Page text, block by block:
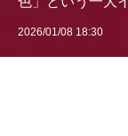
2026/01/08 18:30